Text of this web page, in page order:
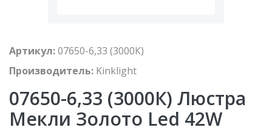
Артикул:07650-6,33 (3000К)
Производитель: Kinklight
07650-6,33 (3000К) Люстра
Мекли Золото Led 42W